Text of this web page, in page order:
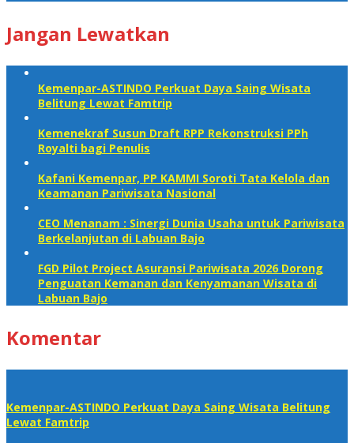
Jangan Lewatkan
Kemenpar-ASTINDO Perkuat Daya Saing Wisata
Belitung Lewat Famtrip
Kemenekraf Susun Draft RPP Rekonstruksi PPh
Royalti bagi Penulis
Kafani Kemenpar, PP KAMMI Soroti Tata Kelola dan
Keamanan Pariwisata Nasional‎
CEO Menanam : Sinergi Dunia Usaha untuk Pariwisata
Berkelanjutan di Labuan Bajo
FGD Pilot Project Asuransi Pariwisata 2026 Dorong
Penguatan Kemanan dan Kenyamanan Wisata di
Labuan Bajo
Komentar
Kemenpar-ASTINDO Perkuat Daya Saing Wisata Belitung
Lewat Famtrip